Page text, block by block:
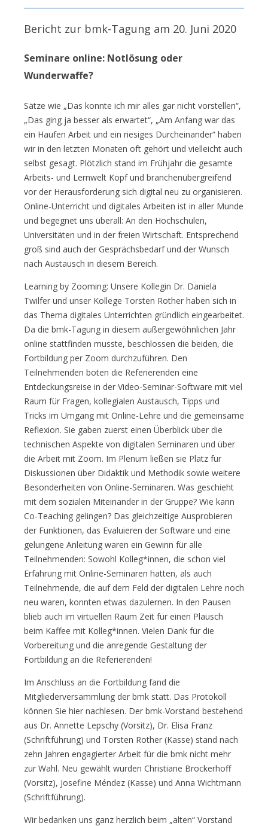
Bericht zur bmk-Tagung am 20. Juni 2020
Seminare online: Notlösung oder
Wunderwaffe?
Sätze wie „Das konnte ich mir alles gar nicht vorstellen“,
„Das ging ja besser als erwartet“, „Am Anfang war das
ein Haufen Arbeit und ein riesiges Durcheinander“ haben
wir in den letzten Monaten oft gehört und vielleicht auch
selbst gesagt. Plötzlich stand im Frühjahr die gesamte
Arbeits- und Lernwelt Kopf und branchenübergreifend
vor der Herausforderung sich digital neu zu organisieren.
Online-Unterricht und digitales Arbeiten ist in aller Munde
und begegnet uns überall: An den Hochschulen,
Universitäten und in der freien Wirtschaft. Entsprechend
groß sind auch der Gesprächsbedarf und der Wunsch
nach Austausch in diesem Bereich.
Learning by Zooming: Unsere Kollegin Dr. Daniela
Twilfer und unser Kollege Torsten Rother haben sich in
das Thema digitales Unterrichten gründlich eingearbeitet.
Da die bmk-Tagung in diesem außergewöhnlichen Jahr
online stattfinden musste, beschlossen die beiden, die
Fortbildung per Zoom durchzuführen. Den
Teilnehmenden boten die Referierenden eine
Entdeckungsreise in der Video-Seminar-Software mit viel
Raum für Fragen, kollegialen Austausch, Tipps und
Tricks im Umgang mit Online-Lehre und die gemeinsame
Reflexion. Sie gaben zuerst einen Überblick über die
technischen Aspekte von digitalen Seminaren und über
die Arbeit mit Zoom. Im Plenum ließen sie Platz für
Diskussionen über Didaktik und Methodik sowie weitere
Besonderheiten von Online-Seminaren. Was geschieht
mit dem sozialen Miteinander in der Gruppe? Wie kann
Co-Teaching gelingen? Das gleichzeitige Ausprobieren
der Funktionen, das Evaluieren der Software und eine
gelungene Anleitung waren ein Gewinn für alle
Teilnehmenden: Sowohl Kolleg*innen, die schon viel
Erfahrung mit Online-Seminaren hatten, als auch
Teilnehmende, die auf dem Feld der digitalen Lehre noch
neu waren, konnten etwas dazulernen. In den Pausen
blieb auch im virtuellen Raum Zeit für einen Plausch
beim Kaffee mit Kolleg*innen. Vielen Dank für die
Vorbereitung und die anregende Gestaltung der
Fortbildung an die Referierenden!
Im Anschluss an die Fortbildung fand die
Mitgliederversammlung der bmk statt. Das Protokoll
können Sie hier nachlesen. Der bmk-Vorstand bestehend
aus Dr. Annette Lepschy (Vorsitz), Dr. Elisa Franz
(Schriftführung) und Torsten Rother (Kasse) stand nach
zehn Jahren engagierter Arbeit für die bmk nicht mehr
zur Wahl. Neu gewählt wurden Christiane Brockerhoff
(Vorsitz), Josefine Méndez (Kasse) und Anna Wichtmann
(Schriftführung).
Wir bedanken uns ganz herzlich beim „alten“ Vorstand